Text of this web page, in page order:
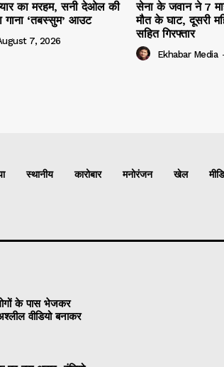
का मरहम, सनी देओल की
गाना ‘तबस्सुम’ आउट
7, 2026
सेना के जवान ने 7
मौत के घाट, दूसरी
सहित गिरफ्तार
Ekhabar Media
स्थानीय कारोबार मनोरंजन खेल
के पास भेजकर
वीडियो बनाकर